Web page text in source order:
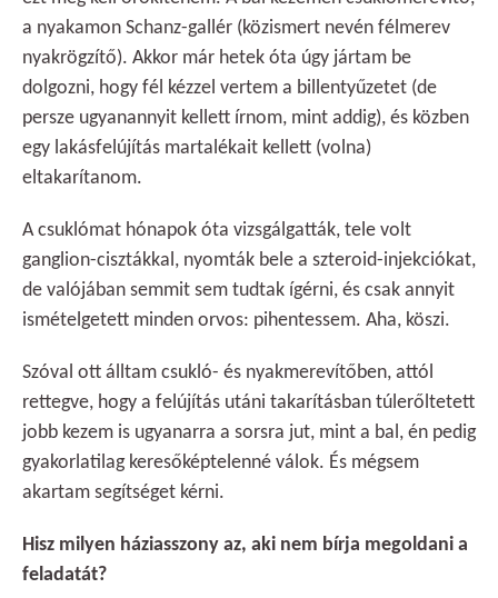
a nyakamon Schanz-gallér (közismert nevén félmerev
nyakrögzítő). Akkor már hetek óta úgy jártam be
dolgozni, hogy fél kézzel vertem a billentyűzetet (de
persze ugyanannyit kellett írnom, mint addig), és közben
egy lakásfelújítás martalékait kellett (volna)
eltakarítanom.
A csuklómat hónapok óta vizsgálgatták, tele volt
ganglion-cisztákkal, nyomták bele a szteroid-injekciókat,
de valójában semmit sem tudtak ígérni, és csak annyit
ismételgetett minden orvos: pihentessem. Aha, köszi.
Szóval ott álltam csukló- és nyakmerevítőben, attól
rettegve, hogy a felújítás utáni takarításban túlerőltetett
jobb kezem is ugyanarra a sorsra jut, mint a bal, én pedig
gyakorlatilag keresőképtelenné válok. És mégsem
akartam segítséget kérni.
Hisz milyen háziasszony az, aki nem bírja megoldani a
feladatát?